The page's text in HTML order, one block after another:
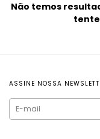
Não temos
ASSINE NOSSA